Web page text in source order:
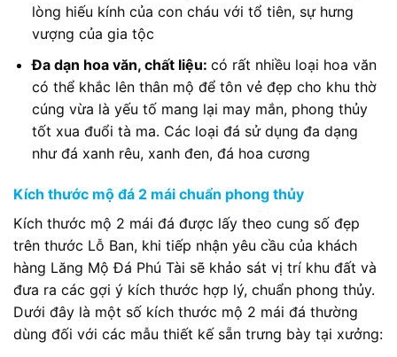
lòng hiếu kính của con cháu với tổ tiên, sự hưng
vượng của gia tộc
Đa dạn hoa văn, chất liệu: có rất nhiều loại hoa văn
có thể khắc lên thân mộ để tôn vẻ đẹp cho khu thờ
cúng vừa là yếu tố mang lại may mắn, phong thủy
tốt xua đuổi tà ma. Các loại đá sử dụng đa dạng
như đá xanh rêu, xanh đen, đá hoa cương
Kích thước mộ đá 2 mái chuẩn phong thủy
Kích thước mộ 2 mái đá được lấy theo cung số đẹp
trên thước Lỗ Ban, khi tiếp nhận yêu cầu của khách
hàng Lăng Mộ Đá Phú Tài sẽ khảo sát vị trí khu đất và
đưa ra các gợi ý kích thước hợp lý, chuẩn phong thủy.
Dưới đây là một số kích thước mộ 2 mái đá thường
dùng đối với các mẫu thiết kế sẵn trưng bày tại xưởng: